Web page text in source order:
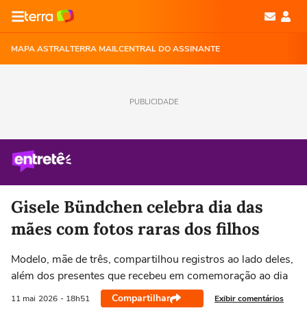
MAPA ASTRALTERRA MAILCENTRAL DO ASSINANTE
PUBLICIDADE
Gisele Bündchen celebra dia das
mães com fotos raras dos filhos
Modelo, mãe de três, compartilhou registros ao lado deles,
além dos presentes que recebeu em comemoração ao dia
11 mai 2026 - 18h51 Compartilhar Exibir comentários